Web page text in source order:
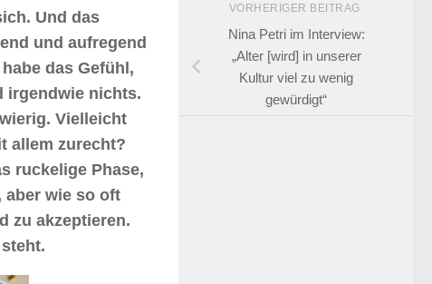
Und das
und aufregend
das Gefühl,
irgendwie nichts.
Vielleicht
allem zurecht?
ruckelige Phase,
aber wie so oft
zu akzeptieren.
VORHERIGER BEITRAG
Nina Petri im Interview:
„Alter [wird] in unserer
Kultur viel zu wenig
gewürdigt“